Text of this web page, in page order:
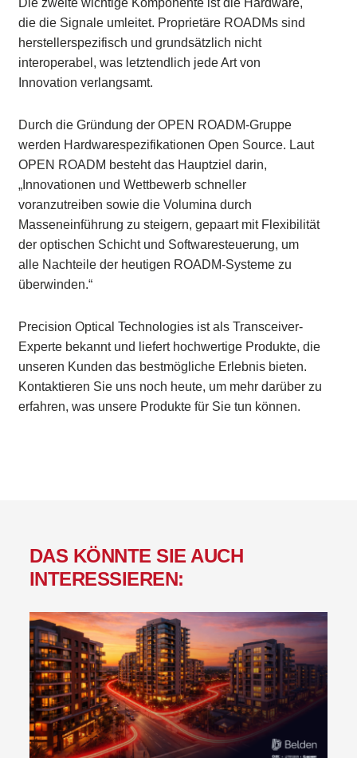
die die Signale umleitet. Proprietäre ROADMs sind
herstellerspezifisch und grundsätzlich nicht
interoperabel, was letztendlich jede Art von
Innovation verlangsamt.
Durch die Gründung der OPEN ROADM-Gruppe
werden Hardwarespezifikationen Open Source. Laut
OPEN ROADM besteht das Hauptziel darin,
„Innovationen und Wettbewerb schneller
voranzutreiben sowie die Volumina durch
Masseneinführung zu steigern, gepaart mit Flexibilität
der optischen Schicht und Softwaresteuerung, um
alle Nachteile der heutigen ROADM-Systeme zu
überwinden.“
Precision Optical Technologies ist als Transceiver-
Experte bekannt und liefert hochwertige Produkte, die
unseren Kunden das bestmögliche Erlebnis bieten.
Kontaktieren Sie uns noch heute, um mehr darüber zu
erfahren, was unsere Produkte für Sie tun können.
DAS KÖNNTE SIE AUCH
INTERESSIEREN: